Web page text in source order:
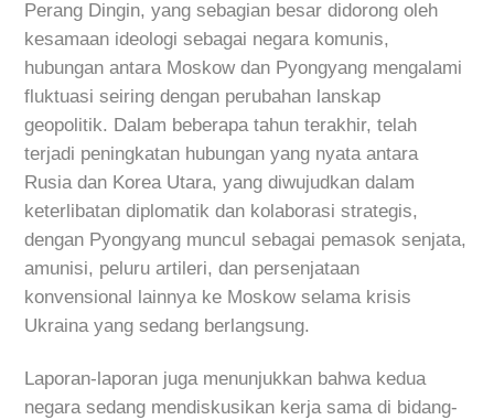
Perang Dingin, yang sebagian besar didorong oleh
kesamaan ideologi sebagai negara komunis,
hubungan antara Moskow dan Pyongyang mengalami
fluktuasi seiring dengan perubahan lanskap
geopolitik. Dalam beberapa tahun terakhir, telah
terjadi peningkatan hubungan yang nyata antara
Rusia dan Korea Utara, yang diwujudkan dalam
keterlibatan diplomatik dan kolaborasi strategis,
dengan Pyongyang muncul sebagai pemasok senjata,
amunisi, peluru artileri, dan persenjataan
konvensional lainnya ke Moskow selama krisis
Ukraina yang sedang berlangsung.
Laporan-laporan juga menunjukkan bahwa kedua
negara sedang mendiskusikan kerja sama di bidang-